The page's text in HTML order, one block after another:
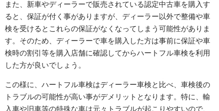
また、新車やディーラーで販売されている認定中古車を購入す
ると、保証が付く事がありますが、ディーラー以外で整備や車
検を受けるとこれらの保証がなくなってしまう可能性がありま
す。そのため、ディーラーで車を購入した方は事前に保証や車
検時の割引等を購入店舗に確認してからハートフル車検を利用
した方が良いでしょう。
この様に、ハートフル車検はディーラー車検と比べ、車検後の
トラブルの可能性が高い事がデメリットとなります。特に、輸
入車や旧車等の特殊な車は元々トラブルが起こりやすいので、